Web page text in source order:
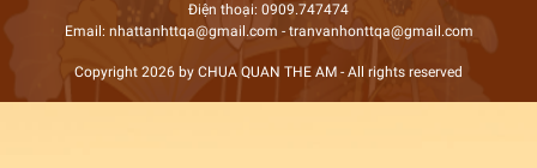
Điện thoại: 0909.747474
Email: nhattanhttqa@gmail.com - tranvanhonttqa@gmail.com
Copyright 2026 by CHUA QUAN THE AM - All rights reserved